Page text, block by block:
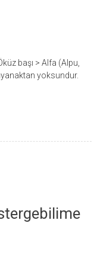
başı > Alfa (Alpu,
yoksundur.